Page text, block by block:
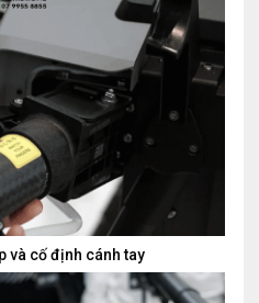
và cố định cánh tay